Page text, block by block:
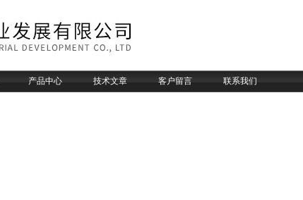
产品中心 技术文章 客户留言 联系我们